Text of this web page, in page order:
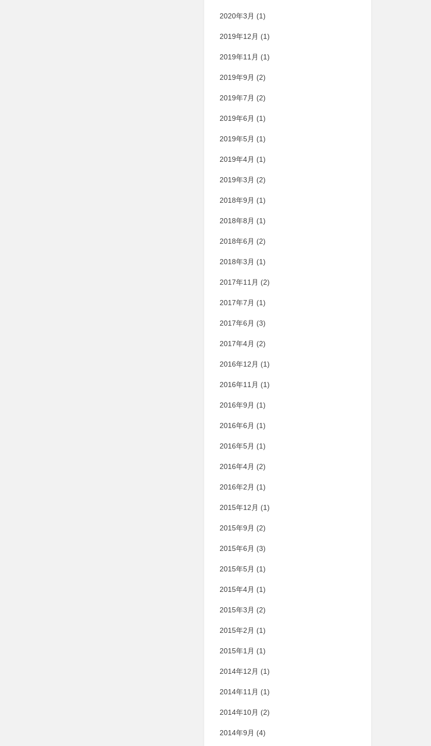
2020年3月 (1)
2019年12月 (1)
2019年11月 (1)
2019年9月 (2)
2019年7月 (2)
2019年6月 (1)
2019年5月 (1)
2019年4月 (1)
2019年3月 (2)
2018年9月 (1)
2018年8月 (1)
2018年6月 (2)
2018年3月 (1)
2017年11月 (2)
2017年7月 (1)
2017年6月 (3)
2017年4月 (2)
2016年12月 (1)
2016年11月 (1)
2016年9月 (1)
2016年6月 (1)
2016年5月 (1)
2016年4月 (2)
2016年2月 (1)
2015年12月 (1)
2015年9月 (2)
2015年6月 (3)
2015年5月 (1)
2015年4月 (1)
2015年3月 (2)
2015年2月 (1)
2015年1月 (1)
2014年12月 (1)
2014年11月 (1)
2014年10月 (2)
2014年9月 (4)